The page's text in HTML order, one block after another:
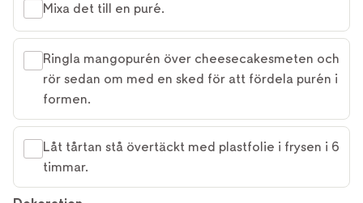
Mixa det till en puré.
Ringla mangopurén över cheesecakesmeten och
rör sedan om med en sked för att fördela purén i
formen.
Låt tårtan stå övertäckt med plastfolie i frysen i 6
timmar.